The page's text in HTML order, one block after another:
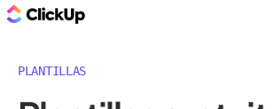
PLANTILLAS